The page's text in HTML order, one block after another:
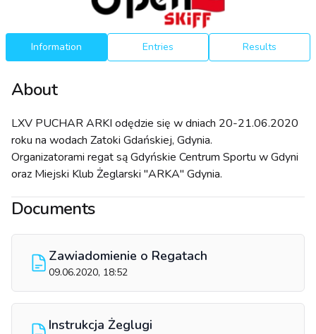
Information Entries Results
About
LXV PUCHAR ARKI odędzie się w dniach 20-21.06.2020
roku na wodach Zatoki Gdańskiej, Gdynia.
Organizatorami regat są Gdyńskie Centrum Sportu w Gdyni
oraz Miejski Klub Żeglarski "ARKA" Gdynia.
Documents
Zawiadomienie o Regatach
09.06.2020, 18:52
Instrukcja Żeglugi